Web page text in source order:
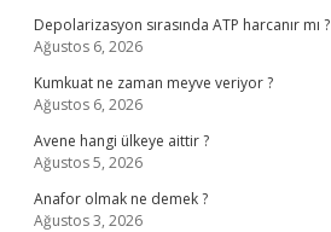
Depolarizasyon sırasında ATP harcanır mı ?
Ağustos 6, 2026
Kumkuat ne zaman meyve veriyor ?
Ağustos 6, 2026
Avene hangi ülkeye aittir ?
Ağustos 5, 2026
Anafor olmak ne demek ?
Ağustos 3, 2026